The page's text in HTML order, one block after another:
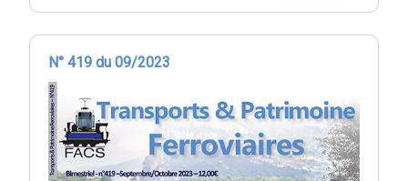
N° 419 du 09/2023